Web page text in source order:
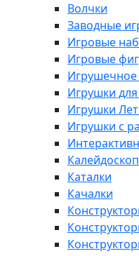
Волчки
Заводные
Игровые
Игровые
Игрушки
Игрушки
Игрушки с
Каталки
Качалки